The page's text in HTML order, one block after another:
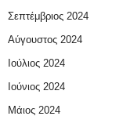
Σεπτέμβριος 2024
Αύγουστος 2024
Ιούλιος 2024
Ιούνιος 2024
Μάιος 2024